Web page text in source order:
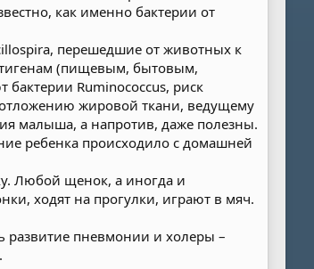
как именно бактерии от
перешедшие от животных к
(пищевым, бытовым,
Ruminococcus, риск
отложению жировой ткани, ведущему
малыша, а напротив, даже полезны.
ребенка происходило с домашней
Любой щенок, а иногда и
ходят на прогулки, играют в мяч.
развитие пневмонии и холеры –